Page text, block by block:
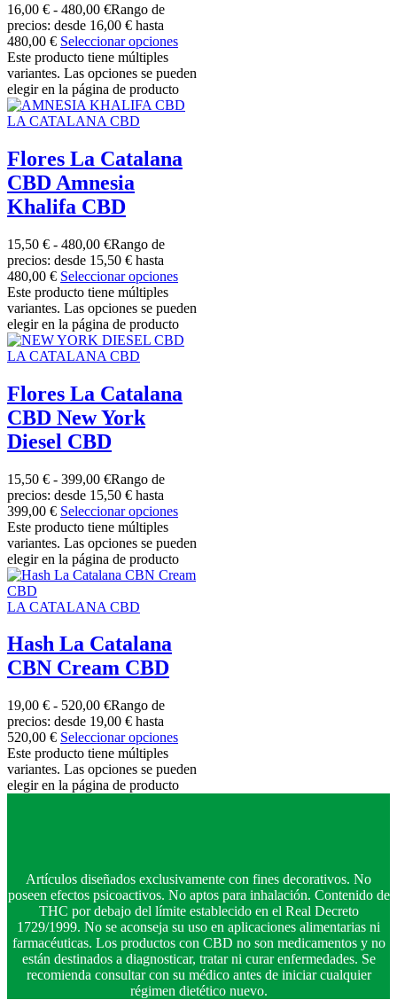
16,00 € - 480,00 €Rango de
precios: desde 16,00 € hasta
480,00 € Seleccionar opciones
Este producto tiene múltiples
variantes. Las opciones se pueden
elegir en la página de producto
LA CATALANA CBD
Flores La Catalana
CBD Amnesia
Khalifa CBD
15,50 € - 480,00 €Rango de
precios: desde 15,50 € hasta
480,00 € Seleccionar opciones
Este producto tiene múltiples
variantes. Las opciones se pueden
elegir en la página de producto
LA CATALANA CBD
Flores La Catalana
CBD New York
Diesel CBD
15,50 € - 399,00 €Rango de
precios: desde 15,50 € hasta
399,00 € Seleccionar opciones
Este producto tiene múltiples
variantes. Las opciones se pueden
elegir en la página de producto
LA CATALANA CBD
Hash La Catalana
CBN Cream CBD
19,00 € - 520,00 €Rango de
precios: desde 19,00 € hasta
520,00 € Seleccionar opciones
Este producto tiene múltiples
variantes. Las opciones se pueden
elegir en la página de producto
Artículos diseñados exclusivamente con fines decorativos. No
poseen efectos psicoactivos. No aptos para inhalación. Contenido de
THC por debajo del límite establecido en el Real Decreto
1729/1999. No se aconseja su uso en aplicaciones alimentarias ni
farmacéuticas. Los productos con CBD no son medicamentos y no
están destinados a diagnosticar, tratar ni curar enfermedades. Se
recomienda consultar con su médico antes de iniciar cualquier
régimen dietético nuevo.